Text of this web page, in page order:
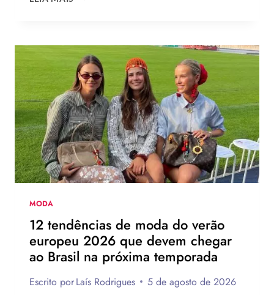
NOVO
CHINELO
DE
SALTO
DA
HAVAIANAS?
MODA
12 tendências de moda do verão
europeu 2026 que devem chegar
ao Brasil na próxima temporada
Escrito porLaís Rodrigues 5 de agosto de 2026